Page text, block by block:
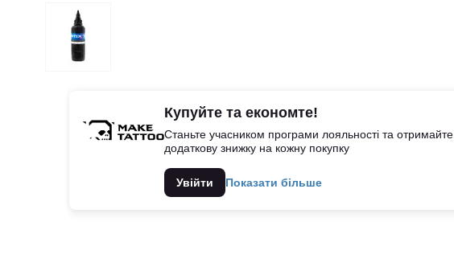
Купуйте та економте!
Станьте учасником програми лояльності та отримайте
додаткову знижку на кожну покупку
Увійти Показати більше